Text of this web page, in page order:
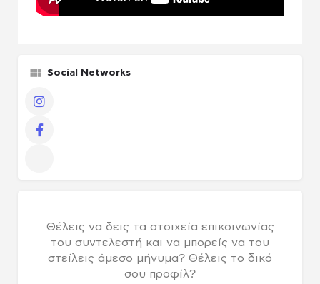
Social Networks
Θέλεις να δεις τα στοιχεία επικοινωνίας
του συντελεστή και να μπορείς να του
στείλεις άμεσο μήνυμα? Θέλεις το δικό
σου προφίλ?